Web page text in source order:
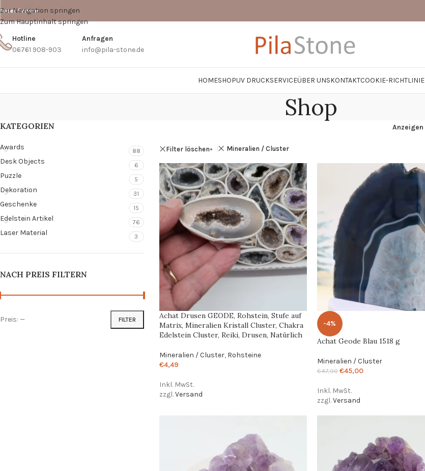
Zur Navigation springen
Zum Hauptinhalt springen
Laser Service
Hotline
06761 908-903
Anfragen
info@pila-stone.de
HOMESHOPUV DRUCKSERVICEÜBER UNSKONTAKTCOOKIE-RICHTLINIE
Shop
KATEGORIEN
Awards 88
Desk Objects 6
Puzzle 5
Dekoration 31
Geschenke 15
Edelstein Artikel 76
Laser Material 3
NACH PREIS FILTERN
FILTER
Preis: —
Anzeigen
Filter löschen Mineralien / Cluster
Achat Drusen GEODE, Rohstein, Stufe auf
Matrix, Mineralien Kristall Cluster, Chakra
Edelstein Cluster, Reiki, Drusen, Natürlich
Mineralien / Cluster, Rohsteine
€4,49
Inkl. MwSt.
zzgl.Versand
-4%
Achat Geode Blau 1518 g
Mineralien / Cluster
€47,00 €45,00
Inkl. MwSt.
zzgl.Versand